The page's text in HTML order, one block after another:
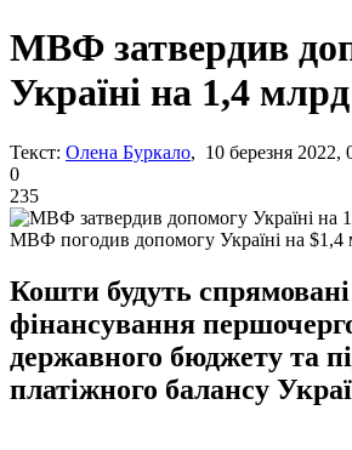
МВФ затвердив
Україні на 1,4
Текст: Олена Буркало, 10 березня 2022,
0
235
МВФ погодив допомогу Україні на $1,4
Кошти будуть
фінансування
державного бюджету та
платіжного балансу